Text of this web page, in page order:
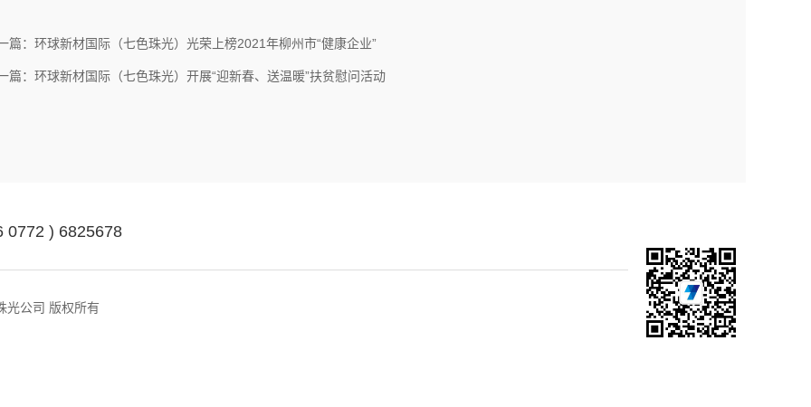
篇：环球新材国际（七色珠光）光荣上榜2021年柳州市“健康企业”
篇：环球新材国际（七色珠光）开展“迎新春、送温暖”扶贫慰问活动
0772 ) 6825678
光公司 版权所有